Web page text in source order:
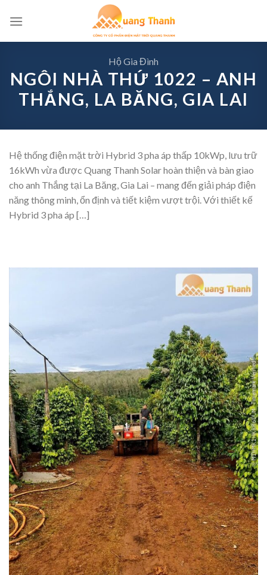
Hộ Gia Đình
NGÔI NHÀ THỨ 1022 – ANH
THẮNG, LA BĂNG, GIA LAI
Hệ thống điện mặt trời Hybrid 3 pha áp thấp 10kWp, lưu trữ
16kWh vừa được Quang Thanh Solar hoàn thiện và bàn giao
cho anh Thắng tại La Băng, Gia Lai – mang đến giải pháp điện
năng thông minh, ổn định và tiết kiệm vượt trội. Với thiết kế
Hybrid 3 pha áp […]